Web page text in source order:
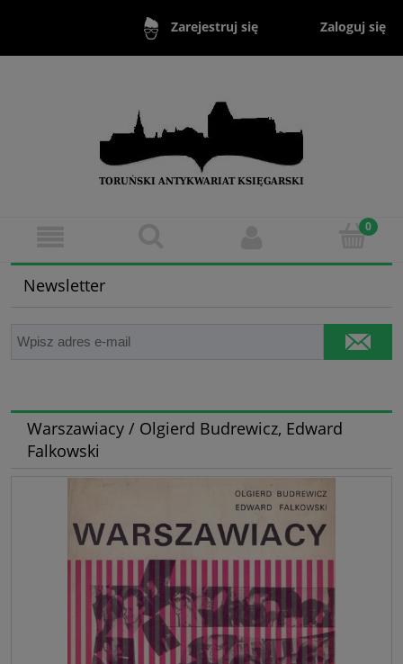
Zarejestruj się Zaloguj się
Newsletter
Warszawiacy / Olgierd Budrewicz, Edward
Falkowski